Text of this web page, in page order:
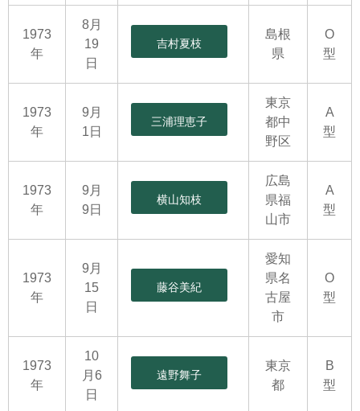
1973
年
8月
19
日
吉村夏枝
島根
県
O
型
1973
年
9月
1日
三浦理恵子
東京
都中
野区
A
型
1973
年
9月
9日
横山知枝
広島
県福
山市
A
型
1973
年
9月
15
日
藤谷美紀
愛知
県名
古屋
市
O
型
1973
年
10
月6
日
遠野舞子
東京
都
B
型